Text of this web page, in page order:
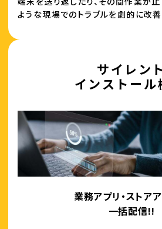
ような現場でのトラブルを劇的に改善
サイレント
インストール
業務アプリ・ストア
一括配信!!